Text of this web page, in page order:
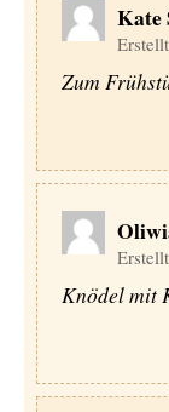
Kate
Zum
Knödel mit